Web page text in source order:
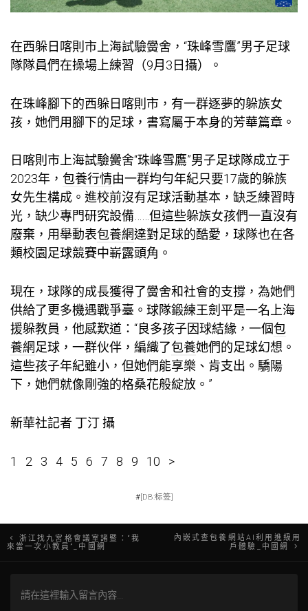
在西躲日喀則市上海試驗黌舍，“珠峰雪鷹”男子足球
隊隊員們在操場上練習（9月3日攝）。
在珠峰腳下的西躲日喀則市，有一群逐夢的躲族女
孩，她們用腳下的足球，書寫屬于本身的芳華篇章。
日喀則市上海試驗黌舍“珠峰雪鷹”男子足球隊成立于
2023年， 包養行情由一群均勻年紀只要17歲的躲族
女先生構成。進校前沒有足球活動基本，缺乏練習時
光，缺少專門研究設備……但這些躲族女孩們一直沒有
廢棄，用舉動表包養網達對足球的酷愛，球隊也在各
類校園足球競賽中嶄露頭角。
現在，球隊的成長獲得了黌舍和社會的支撐，為她們
供給了更多機遇戰爭臺。球隊鍛練王劍平是一名上海
援躲教員，他感歎道：“良多孩子因球結緣，一個包
養網足球，一群伙伴，編織了包養她們的足球幻想。
這些孩子年紀雖小，但她們能享樂、肯支出。驕陽
下，她們就像剛強的格桑花般綻放。”
新華社記者 丁汀 攝
1 2 3 4 5 6 7 8 9 10 >
#[DB:标签]
文
導
浙江找九宮格會議室諸暨：“我
來當一次小教員”_中國網
內嵌式查包養網站AI利用進級用
戶體驗_中國網